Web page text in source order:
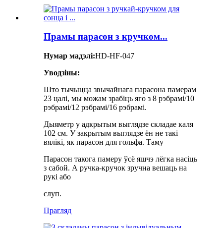
Прамы парасон з кручком...
Нумар мадэлі:HD-HF-047
Уводзіны:
Што тычыцца звычайнага парасона памерам
23 цалі, мы можам зрабіць яго з 8 рэбрамі/10
рэбрамі/12 рэбрамі/16 рэбрамі.
Дыяметр у адкрытым выглядзе складае каля
102 см. У закрытым выглядзе ён не такі
вялікі, як парасон для гольфа. Таму
Парасон такога памеру ўсё яшчэ лёгка насіць
з сабой. А ручка-кручок зручна вешаць на
рукі або
слуп.
Прагляд